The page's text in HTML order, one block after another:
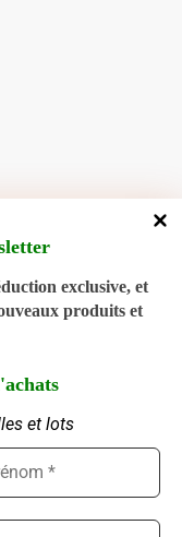
exclusive, et
produits et
et lots
| 14h30 -